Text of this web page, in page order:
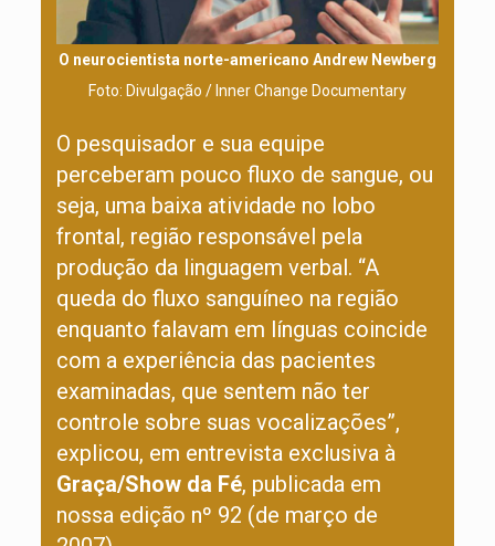
O neurocientista norte-americano Andrew Newberg
Foto: Divulgação / Inner Change Documentary
O pesquisador e sua equipe
perceberam pouco fluxo de sangue, ou
seja, uma baixa atividade no lobo
frontal, região responsável pela
produção da linguagem verbal. “A
queda do fluxo sanguíneo na região
enquanto falavam em línguas coincide
com a experiência das pacientes
examinadas, que sentem não ter
controle sobre suas vocalizações”,
explicou, em entrevista exclusiva à
Graça/Show da Fé, publicada em
nossa edição nº 92 (de março de